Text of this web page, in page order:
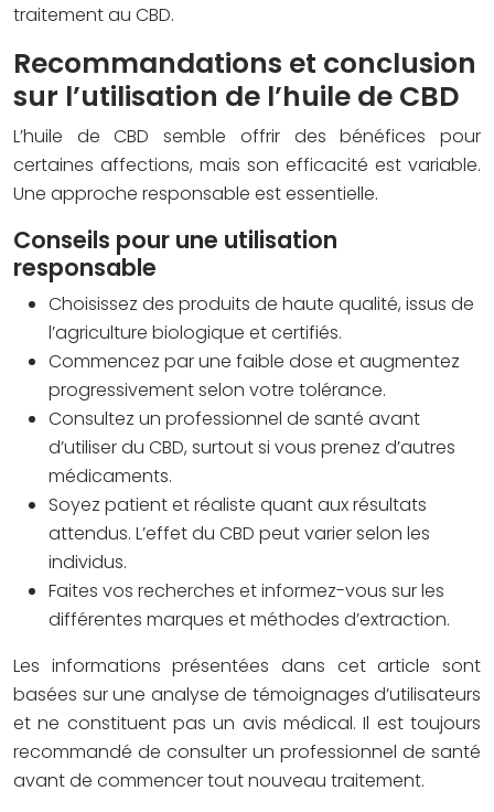
traitement au CBD.
Recommandations et conclusion
sur l’utilisation de l’huile de CBD
L’huile de CBD semble offrir des bénéfices pour
certaines affections, mais son efficacité est variable.
Une approche responsable est essentielle.
Conseils pour une utilisation
responsable
Choisissez des produits de haute qualité, issus de
l’agriculture biologique et certifiés.
Commencez par une faible dose et augmentez
progressivement selon votre tolérance.
Consultez un professionnel de santé avant
d’utiliser du CBD, surtout si vous prenez d’autres
médicaments.
Soyez patient et réaliste quant aux résultats
attendus. L’effet du CBD peut varier selon les
individus.
Faites vos recherches et informez-vous sur les
différentes marques et méthodes d’extraction.
Les informations présentées dans cet article sont
basées sur une analyse de témoignages d’utilisateurs
et ne constituent pas un avis médical. Il est toujours
recommandé de consulter un professionnel de santé
avant de commencer tout nouveau traitement.